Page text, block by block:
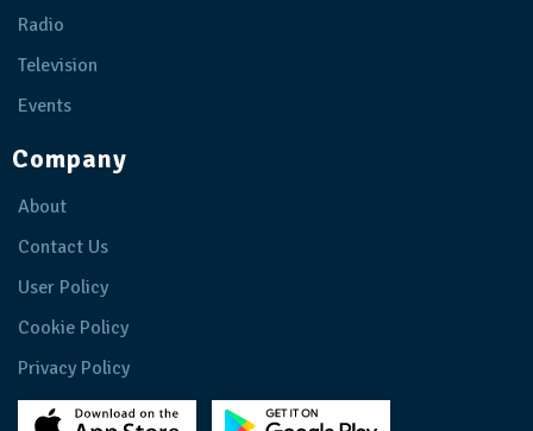
Radio
Television
Events
Company
About
Contact Us
User Policy
Cookie Policy
Privacy Policy